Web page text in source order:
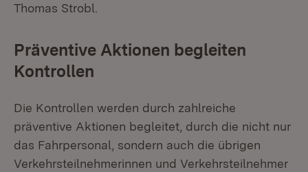
Thomas Strobl.
Präventive Aktionen begleiten
Kontrollen
Die Kontrollen werden durch zahlreiche
präventive Aktionen begleitet, durch die nicht nur
das Fahrpersonal, sondern auch die übrigen
Verkehrsteilnehmerinnen und Verkehrsteilnehmer